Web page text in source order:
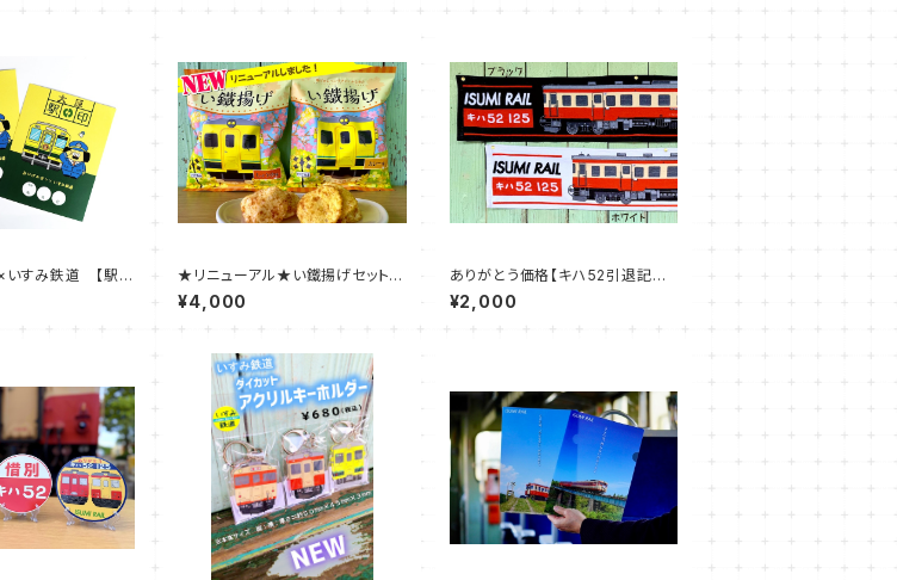
いすみ鉄道 【駅
★リニューアル★い鐵揚げセット
（しょうゆ味・カレー味）
¥4,000
ありがとう価格【キハ52引退記念
グッズ】キハ52マフラータオル
¥2,000